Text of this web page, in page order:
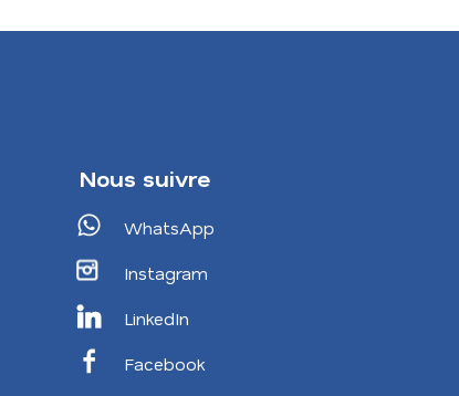
Nous suivre
WhatsApp
Instagram
LinkedIn
Facebook